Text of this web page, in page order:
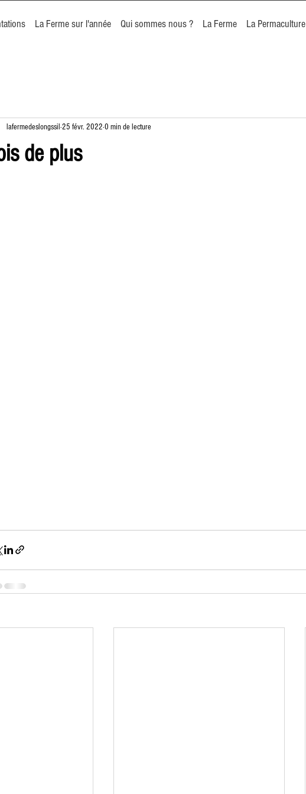
La Ferme sur l'année Qui sommes nous ? La Ferme La Permaculture
de plus
lafermedeslongssil 25 févr. 2022 0 min de lecture